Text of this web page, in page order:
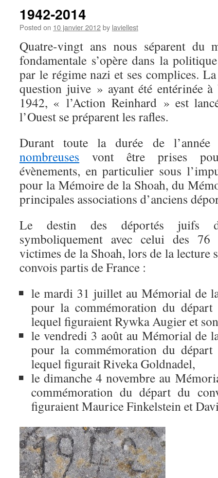
1942-2014
Posted on 10 janvier 2012by laviellest
Quatre-vingt ans nous séparent du
fondamentale s’opère dans la
par le régime nazi et ses complices.
question juive » ayant été entérinée
1942, « l’Action Reinhard » est
l’Ouest se préparent les rafles.
Durant toute la durée de
nombreuses vont être prises
évènements, en particulier sous
pour la Mémoire de la Shoah, du
principales associations d’anciens
Le destin des déportés juifs
symboliquement avec celui des
victimes de la Shoah, lors de la lecture
convois partis de France :
le mardi 31 juillet au Mémorial de
pour la commémoration du
lequel figuraient Rywka Augier et
le vendredi 3 août au Mémorial de
pour la commémoration du
lequel figurait Riveka Goldnadel,
le dimanche 4 novembre au
commémoration du départ du
figuraient Maurice Finkelstein et